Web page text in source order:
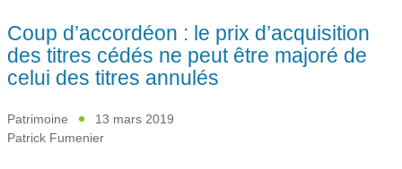
Coup d’accordéon : le prix d’acquisition
des titres cédés ne peut être majoré de
celui des titres annulés
Patrimoine
13 mars 2019
Patrick Fumenier